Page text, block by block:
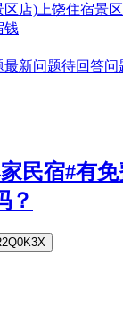
区店) 上饶住宿景区
钱
最新问题待回答问
民宿#有
？